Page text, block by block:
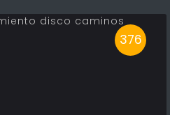
376